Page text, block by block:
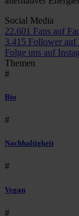
Social Media
22.601 Fans auf
3.415 Follower auf
Folge uns auf
Themen
#
Bio
#
Nachhaltigkeit
#
Vegan
#